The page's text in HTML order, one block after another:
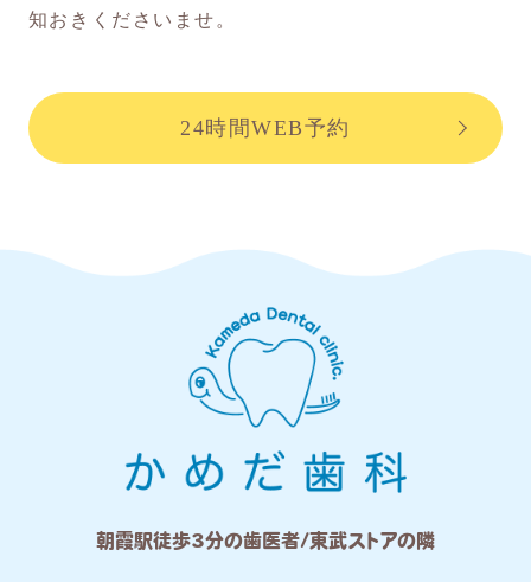
知おきくださいませ。
24時間WEB予約
朝霞駅徒歩3分の歯医者/東武ストアの隣